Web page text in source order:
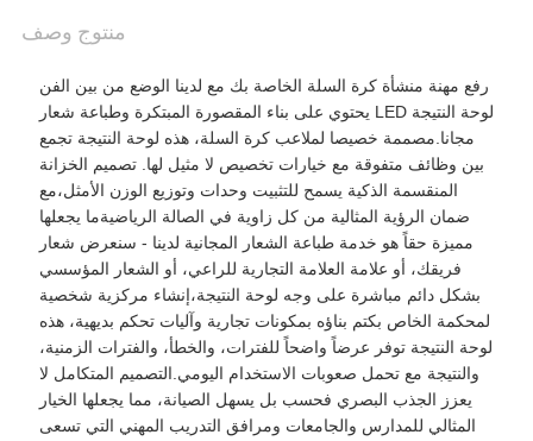
منتوج وصف
رفع مهنة منشأة كرة السلة الخاصة بك مع لدينا الوضع من بين الفن
لوحة النتيجة LED يحتوي على بناء المقصورة المبتكرة وطباعة شعار
مجانا.مصممة خصيصا لملاعب كرة السلة، هذه لوحة النتيجة تجمع
بين وظائف متفوقة مع خيارات تخصيص لا مثيل لها. تصميم الخزانة
المنقسمة الذكية يسمح للتثبيت وحدات وتوزيع الوزن الأمثل،مع
ضمان الرؤية المثالية من كل زاوية في الصالة الرياضيةما يجعلها
مميزة حقاً هو خدمة طباعة الشعار المجانية لدينا - سنعرض شعار
فريقك، أو علامة العلامة التجارية للراعي، أو الشعار المؤسسي
بشكل دائم مباشرة على وجه لوحة النتيجة،إنشاء مركزية شخصية
لمحكمة الخاص بكتم بناؤه بمكونات تجارية وآليات تحكم بديهية، هذه
لوحة النتيجة توفر عرضاً واضحاً للفترات، والخطأ، والفترات الزمنية،
والنتيجة مع تحمل صعوبات الاستخدام اليومي.التصميم المتكامل لا
يعزز الجذب البصري فحسب بل يسهل الصيانة، مما يجعلها الخيار
المثالي للمدارس والجامعات ومرافق التدريب المهني التي تسعى